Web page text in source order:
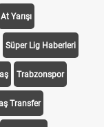
At Yarışı
Süper Lig Haberleri
Trabzonspor
Transfer